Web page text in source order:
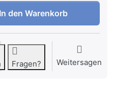
Pouch Type H zu 12,90 €,
In den Warenkorb
Fragen? Weitersagen